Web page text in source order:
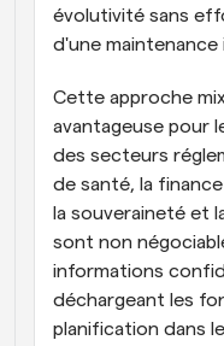
évolutivité sans
d'une maintenance
Cette approche
avantageuse pour
des secteurs
de santé, la
la souveraineté et
sont non
informations
déchargeant les
planification dans